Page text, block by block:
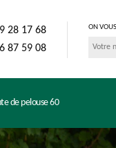
28 17 68
87 59 08
ON
de pelouse 60